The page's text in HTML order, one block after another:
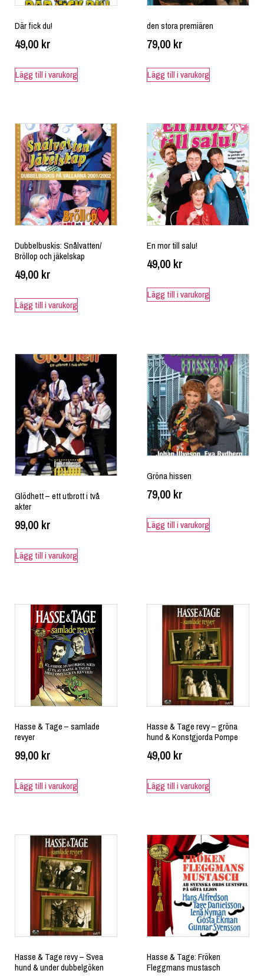
Där fick du!
49,00 kr
Lägg till i varukorg
den stora premiären
79,00 kr
Lägg till i varukorg
Dubbelbuskis: Snålvatten/
Bröllop och jäkelskap
49,00 kr
Lägg till i varukorg
En mor till salu!
49,00 kr
Lägg till i varukorg
Glödhett – ett utbrott i två
akter
99,00 kr
Lägg till i varukorg
Gröna hissen
79,00 kr
Lägg till i varukorg
Hasse & Tage – samlade
revyer
99,00 kr
Lägg till i varukorg
Hasse & Tage revy – gröna
hund & Konstgjorda Pompe
49,00 kr
Lägg till i varukorg
Hasse & Tage revy – Svea
hund & under dubbelgöken
Hasse & Tage: Fröken
Fleggmans mustasch